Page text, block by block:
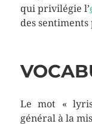
qui privilégie l’
des sentiments
Le mot «
général à la